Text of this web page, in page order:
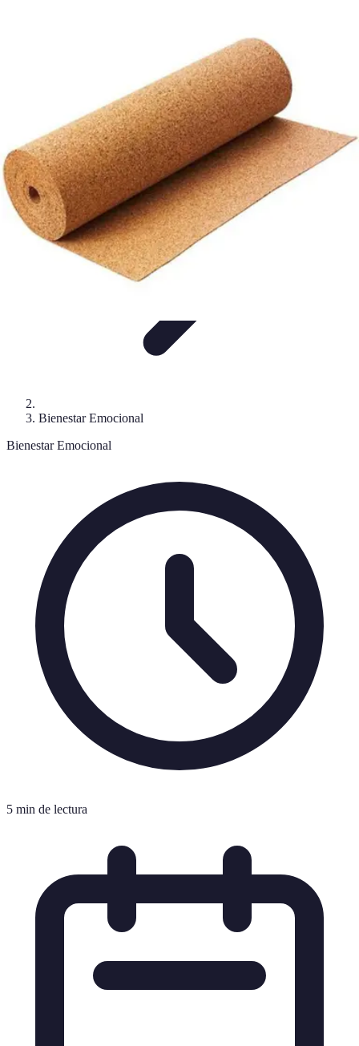
Bienestar Emocional
Bienestar Emocional
5 min de lectura